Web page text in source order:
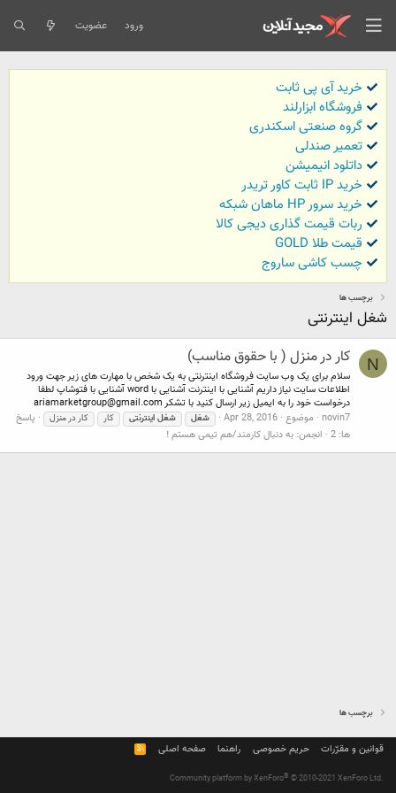
ورود عضویت
خرید آی پی ثابت
فروشگاه ابزارلند
گروه صنعتی اسکندری
تعمیر صندلی
داتلود انیمیشن
خرید IP ثابت کاور تریدر
خرید سرور HP ماهان شبکه
ربات قیمت گذاری دیجی کالا
قیمت طلا GOLD
چسب کاشی ساروج
برچسب ها
شغل اینترنتی
N کار در منزل ( با حقوق مناسب)
سلام برای یک وب سایت فروشگاه اینترنتی به یک شخص با مهارت های زیر جهت ورود
اطلاعات سایت نیاز داریم آشنایی با اینترنت آشنایی با word آشنایی با فتوشاپ لطفا
درخواست خود را به ایمیل زیر ارسال کنید با تشکرariamarketgroup@gmail.com
novin7 موضوع Apr 28, 2016 شغل شغل اینترنتی کار کار در منزل
پاسخ
ها: 2
انجمن: به دنبال کارمند/هم تیمی هستم !
برچسب ها
قوانین و مقرّرات حریم خصوصی راهنما صفحه اصلی
R
S
Community platform by XenForo® © 2010-2021 XenForo Ltd.